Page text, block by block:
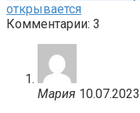
открывается
Комментарии: 3
Мария